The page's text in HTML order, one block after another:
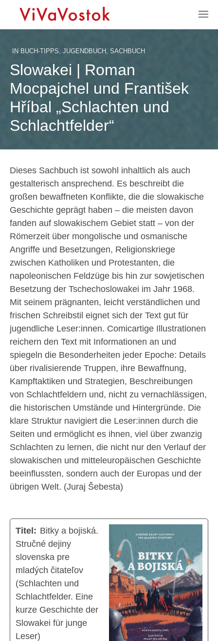
IN BUCH-TIPPS, JUGENDBUCH , SACHBUCH
Slowakei | Roman
Mocpajchel und František
Hříbal „Schlachten und
Schlachtfelder“
Dieses Sachbuch ist sowohl inhaltlich als auch
gestalterisch ansprechend. Es beschreibt die
großen bewaffneten Konflikte, die die slowakische
Geschichte geprägt haben ­­–­ die meisten davon
fanden auf slowakischem Gebiet statt ­­­– von der
Römerzeit über mongolische und osmanische
Angriffe und Besetzungen, Religionskriege
zwischen Katholiken und Protestanten, die
napoleonischen Feldzüge bis hin zur sowjetischen
Besetzung der Tschechoslowakei im Jahr 1968.
Mit seinem prägnanten, leicht verständlichen und
frischen Schreibstil eignet sich der Text gut für
jugendliche Leser:innen. Comicartige Illustrationen
reichern den Text mit Informationen an und
spiegeln die Besonderheiten jeder Epoche: Details
über rivalisierende Truppen, ihre Bewaffnung,
Kampftaktiken und Strategien, Beschreibungen
von Schlachtfeldern und, nicht zu vernachlässigen,
die historischen Umstände und Hintergründe. Die
klare Struktur navigiert die Leser:innen durch die
Seiten und ermöglicht es ihnen, viel über zwanzig
Schlachten zu lernen, die nicht nur den Verlauf der
slowakischen und mitteleuropäischen Geschichte
beeinflussten, sondern auch der Europas und der
übrigen Welt. (Juraj Šebesta)
Titel: Bitky a bojiská.
Stručné dejiny
slovenska pre
mladých čitateľov
(Schlachten und
Schlachtfelder. Eine
kurze Geschichte der
Slowakei für junge
Leser)